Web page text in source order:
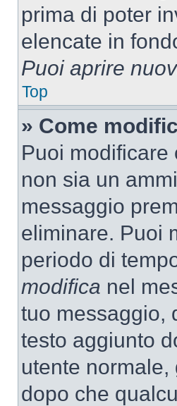
prima di poter
elencate in
Puoi aprire
Top
» Come
Puoi modificare
non sia un
messaggio
eliminare. Puoi
periodo di
modifica nel
tuo messaggio,
testo aggiunto
utente
dopo che